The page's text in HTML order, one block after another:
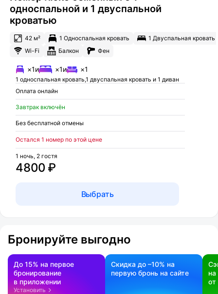
односпальной и 1 двуспальной
кроватью
42 м² 1 Односпальная кровать
1 Двуспальная кровать
Wi-Fi
Балкон Фен
×1и ×1и ×1
1 односпальная кровать,1 двуспальная кровать и 1 диван
Оплата онлайн
Завтрак включён
Без бесплатной отмены
Остался 1 номер по этой цене
4800 ₽
1 ночь, 2 гостя
Выбрать
Бронируйте выгодно
До 15% на первое
бронирование
в приложении
Установить
Скидка до –10% на
первую бронь на сайте
на